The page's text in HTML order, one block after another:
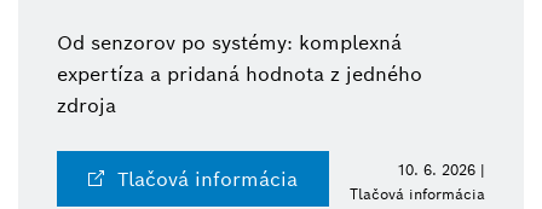
Od senzorov po systémy: komplexná
expertíza a pridaná hodnota z jedného
zdroja
Tlačová informácia
10. 6. 2026 |
Tlačová informácia